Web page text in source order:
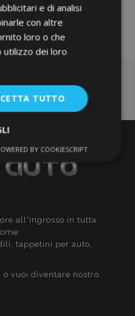
lista
desideri
all'ingrosso in tutta
tappetini per auto,
vuoi diventare nostro
e di analisi
con altre
loro o che
utilizzo dei loro
TUTTO
Performance
BY COOKIESCRIPT